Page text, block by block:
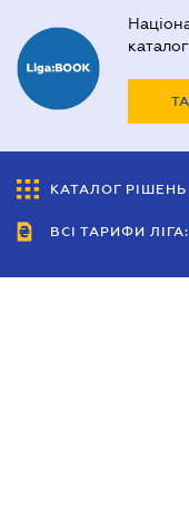
КАТАЛОГ РІШЕНЬ
ВСІ ТАРИФИ